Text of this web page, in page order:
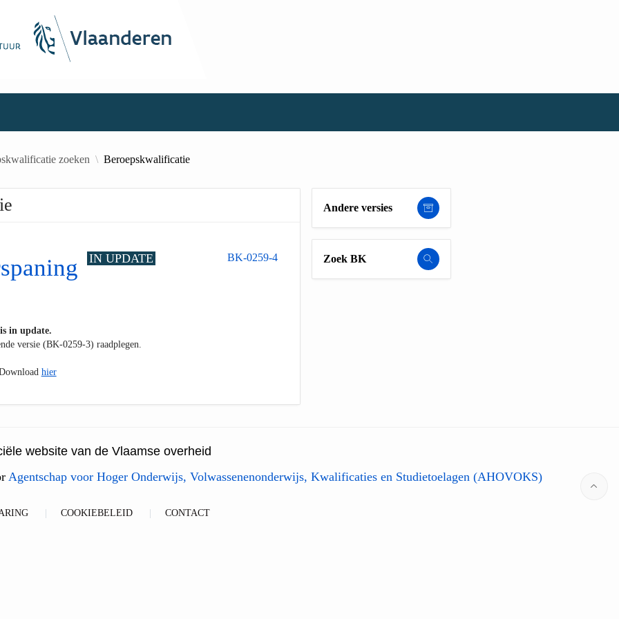
zoeken Beroepskwalificatie
BK-0259-4
IN UPDATE
in update.
versie (BK-0259-3) raadplegen.
hier
Andere versies
Zoek BK
website van de Vlaamse overheid
Agentschap voor Hoger Onderwijs, Volwassenenonderwijs, Kwalificaties en Studietoelagen (AHOVOKS)
COOKIEBELEID CONTACT